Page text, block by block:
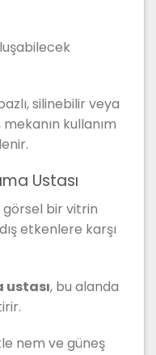
silinebilir veya
kullanım
Ustası
görsel bir vitrin
etkenlere karşı
ustası, bu alanda
nem ve güneş